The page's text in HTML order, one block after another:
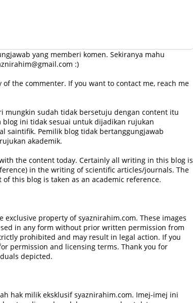
yang memberi komen. Sekiranya mahu
:)
the commenter. If you want to contact me, reach me
mungkin sudah tidak bersetuju dengan content itu
ini tidak sesuai untuk dijadikan rujukan
saintifik. Pemilik blog tidak bertanggungjawab
akademik.
the content today. Certainly all writing in this blog is
in the writing of scientific articles/journals. The
this blog is taken as an academic reference.
property of syaznirahim.com. These images
in any form without prior written permission from
prohibited and may result in legal action. If you
permission and licensing terms. Thank you for
depicted.
hak milik eksklusif syaznirahim.com. Imej-imej ini